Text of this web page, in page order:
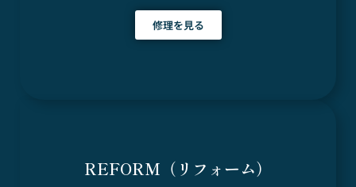
修理を見る
REFORM（リフォーム）